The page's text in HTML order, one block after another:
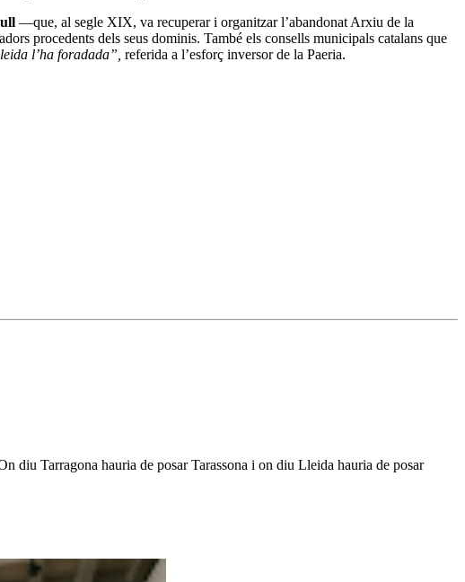
―que, al segle XIX, va recuperar i organitzar l’abandonat Arxiu de la
procedents dels seus dominis. També els consells municipals catalans que
l’ha foradada”, referida a l’esforç inversor de la Paeria.
diu Tarragona hauria de posar Tarassona i on diu Lleida hauria de posar